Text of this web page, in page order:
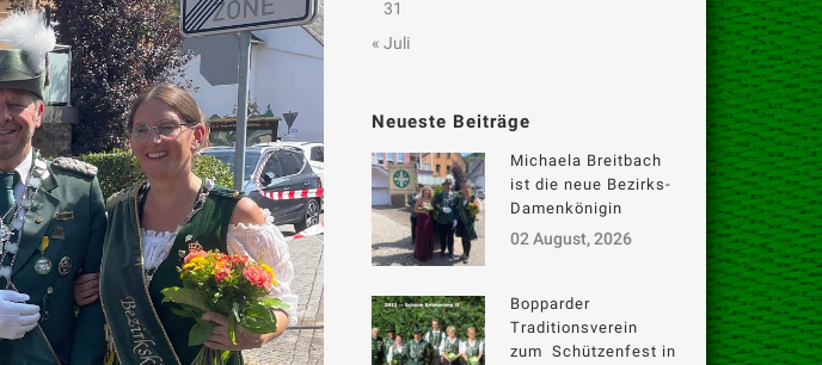
31
« Juli
Neueste Beiträge
Michaela Breitbach
ist die neue Bezirks-
Damenkönigin
02 August, 2026
Bopparder
Traditionsverein
zum Schützenfest in